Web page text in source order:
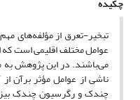
چکیده
تبخیر-تعرق از مؤلفه‌های
عوامل مختلف اقلیمی است که
می‌باشند. در این پژوهش به
ناشی از عوامل مؤثر برآن
چندک و رگرسیون چندک